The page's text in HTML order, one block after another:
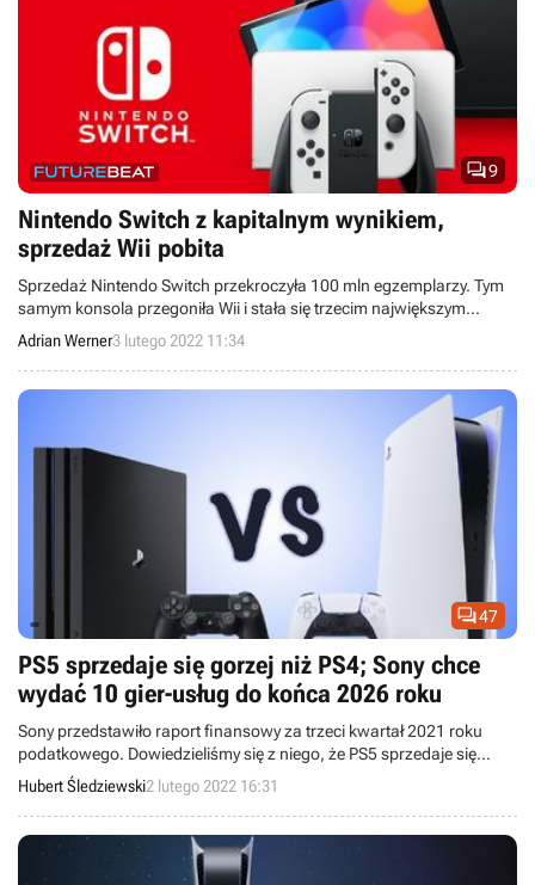
9
Nintendo Switch z kapitalnym wynikiem,
sprzedaż Wii pobita
Sprzedaż Nintendo Switch przekroczyła 100 mln egzemplarzy. Tym
samym konsola przegoniła Wii i stała się trzecim największym
bestsellerem wśród platform tej firmy.
Adrian Werner3 lutego 2022 11:34
47
PS5 sprzedaje się gorzej niż PS4; Sony chce
wydać 10 gier-usług do końca 2026 roku
Sony przedstawiło raport finansowy za trzeci kwartał 2021 roku
podatkowego. Dowiedzieliśmy się z niego, że PS5 sprzedaje się
gorzej niż PS4, ale prawdopodobnie wciąż lepiej od XSX|S. Co
więcej, Japończycy chcą wydać 10 gier-usług do końca 2026 roku.
Hubert Śledziewski2 lutego 2022 16:31